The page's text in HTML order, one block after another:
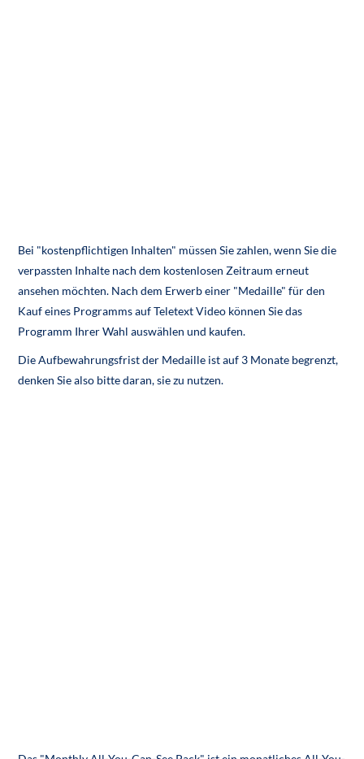
Bei "kostenpflichtigen Inhalten" müssen Sie zahlen, wenn Sie die
verpassten Inhalte nach dem kostenlosen Zeitraum erneut
ansehen möchten. Nach dem Erwerb einer "Medaille" für den
Kauf eines Programms auf Teletext Video können Sie das
Programm Ihrer Wahl auswählen und kaufen.
Die Aufbewahrungsfrist der Medaille ist auf 3 Monate begrenzt,
denken Sie also bitte daran, sie zu nutzen.